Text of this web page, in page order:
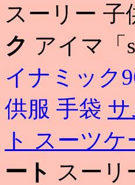
スーリー
ク アイマ「
イナミック
供服 手袋
ト スーツ
ート スーリ